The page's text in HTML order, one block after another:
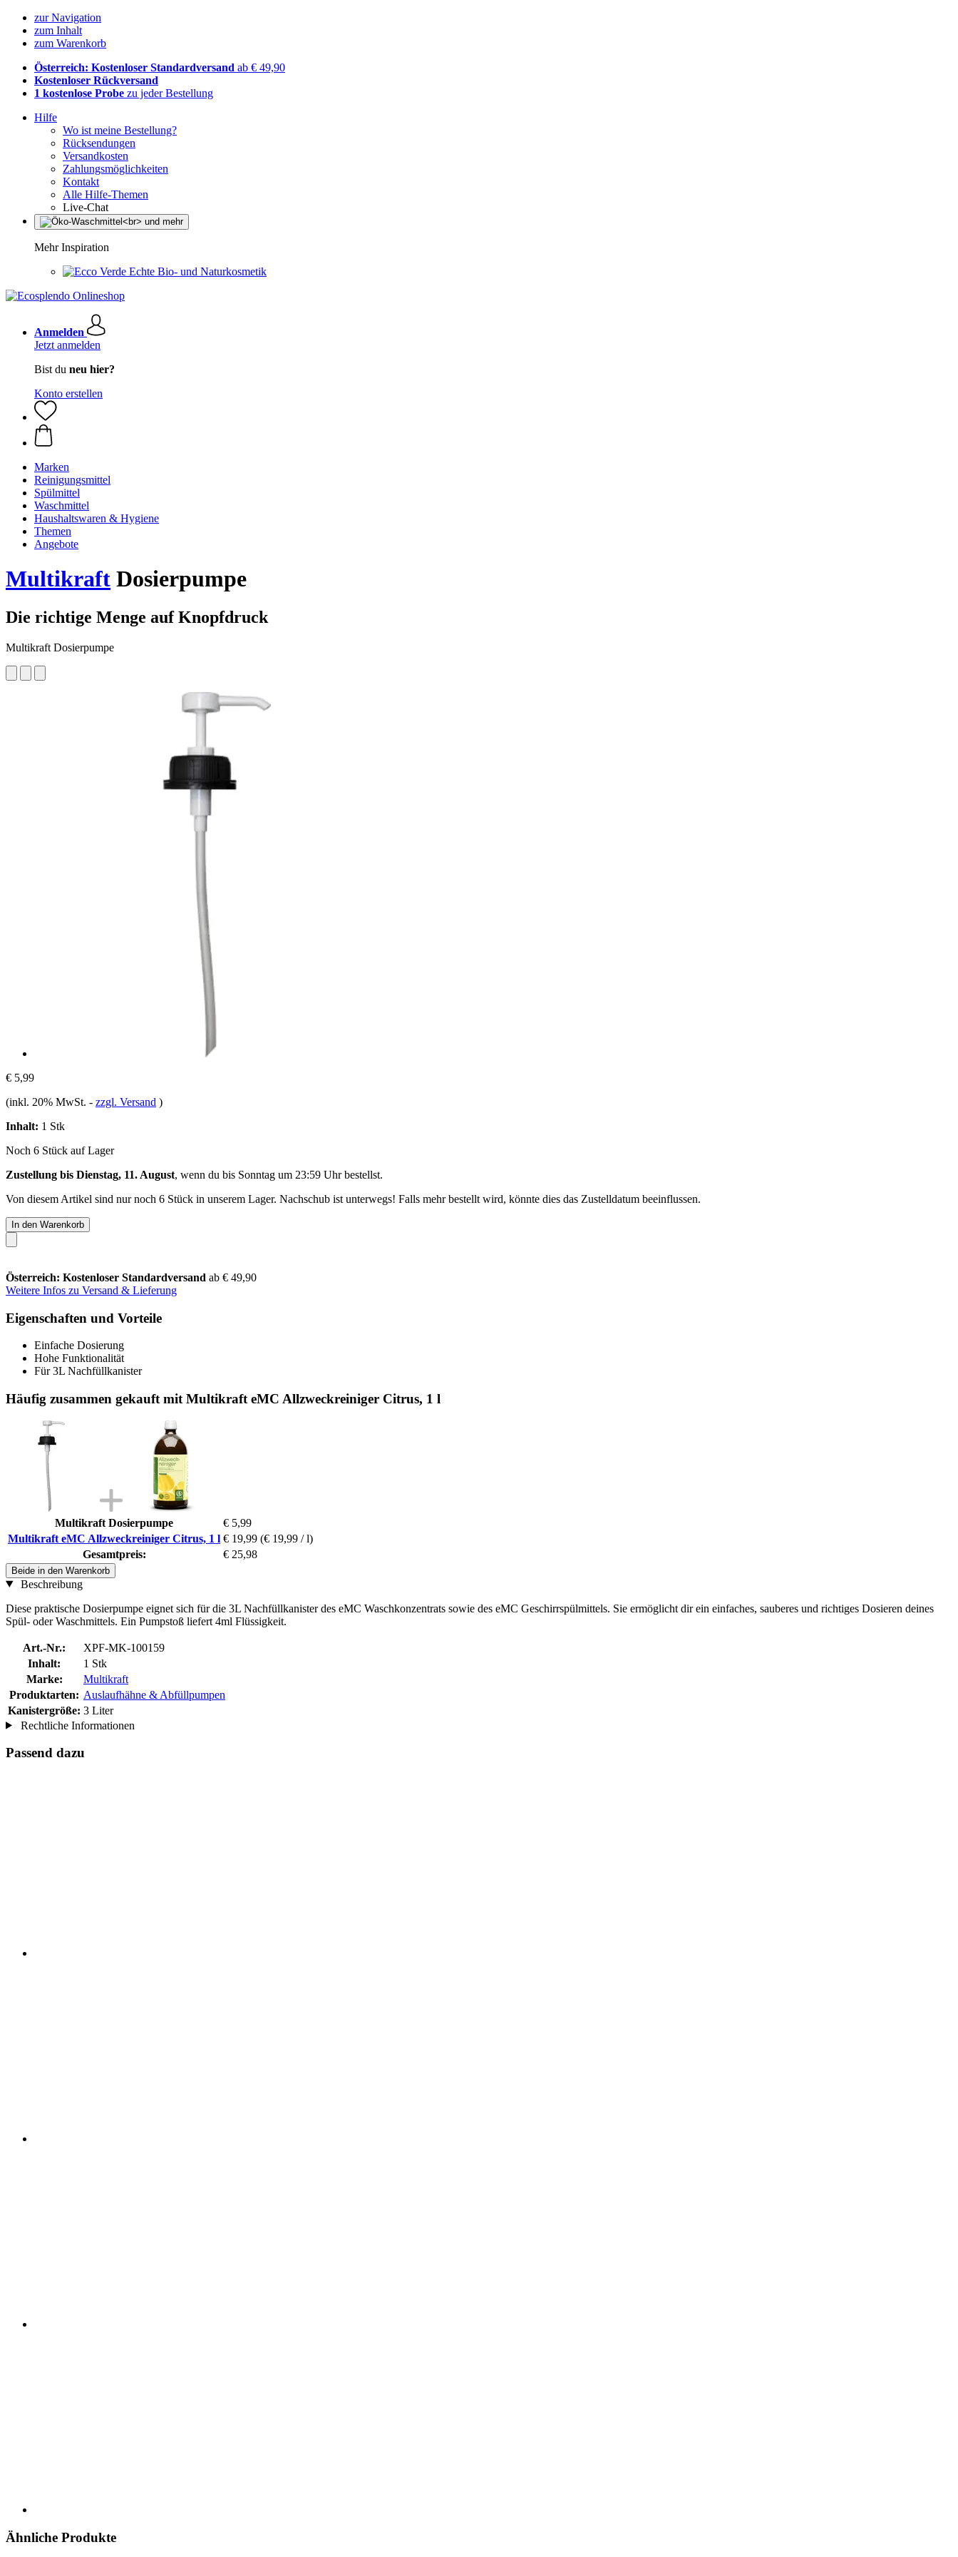
zur Navigation
zum Inhalt
zum Warenkorb
Österreich: Kostenloser Standardversand ab € 49,90
Kostenloser Rückversand
1 kostenlose Probe zu jeder Bestellung
Hilfe
Wo ist meine Bestellung?
Rücksendungen
Versandkosten
Zahlungsmöglichkeiten
Kontakt
Alle Hilfe-Themen
Live-Chat
Mehr Inspiration
Echte Bio- und Naturkosmetik
Anmelden
Jetzt anmelden
Bist du neu hier?
Konto erstellen
Marken
Reinigungsmittel
Spülmittel
Waschmittel
Haushaltswaren & Hygiene
Themen
Angebote
Multikraft Dosierpumpe
Die richtige Menge auf Knopfdruck
Multikraft Dosierpumpe
€ 5,99
(inkl. 20% MwSt. - zzgl. Versand )
Inhalt: 1 Stk
Noch 6 Stück auf Lager
Zustellung bis Dienstag, 11. August, wenn du bis Sonntag um 23:59 Uhrbestellst.
Von diesem Artikel sind nur noch 6 Stück in unserem Lager. Nachschub ist unterwegs! Falls mehr bestellt wird, könnte dies das Zustelldatum beeinflussen.
In den Warenkorb
Österreich: Kostenloser Standardversand ab € 49,90
Weitere Infos zu Versand & Lieferung
Eigenschaften und Vorteile
Einfache Dosierung
Hohe Funktionalität
Für 3L Nachfüllkanister
Häufig zusammen gekauft mit Multikraft eMC Allzweckreiniger Citrus, 1 l
Multikraft Dosierpumpe
€ 5,99
Multikraft eMC Allzweckreiniger Citrus, 1 l € 19,99 (€ 19,99 / l)
Gesamtpreis:
€ 25,98
Beide in den Warenkorb
Beschreibung
Diese praktische Dosierpumpe eignet sich für die 3L Nachfüllkanister des eMC Waschkonzentrats sowie des eMC Geschirrspülmittels. Sie ermöglicht dir ein einfaches, sauberes und richtiges Dosieren deines
Spül- oder Waschmittels. Ein Pumpstoß liefert 4ml Flüssigkeit.
Art.-Nr.:
XPF-MK-100159
Inhalt:
1 Stk
Marke:
Multikraft
Produktarten: Auslaufhähne & Abfüllpumpen
Kanistergröße: 3 Liter
Rechtliche Informationen
Passend dazu
Ähnliche Produkte